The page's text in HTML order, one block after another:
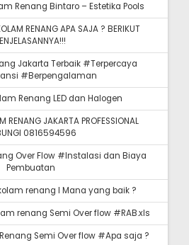
Renang Bintaro – Estetika Pools
RENANG APA SAJA ? BERIKUT
Jakarta Terbaik #Terpercaya
#Berpengalaman
Renang LED dan Halogen
RENANG JAKARTA PROFESSIONAL
0816594596
Over Flow #Instalasi dan Biaya
Pembuatan
renang I Mana yang baik ?
renang Semi Over flow #RAB.xls
Semi Over flow #Apa saja ?